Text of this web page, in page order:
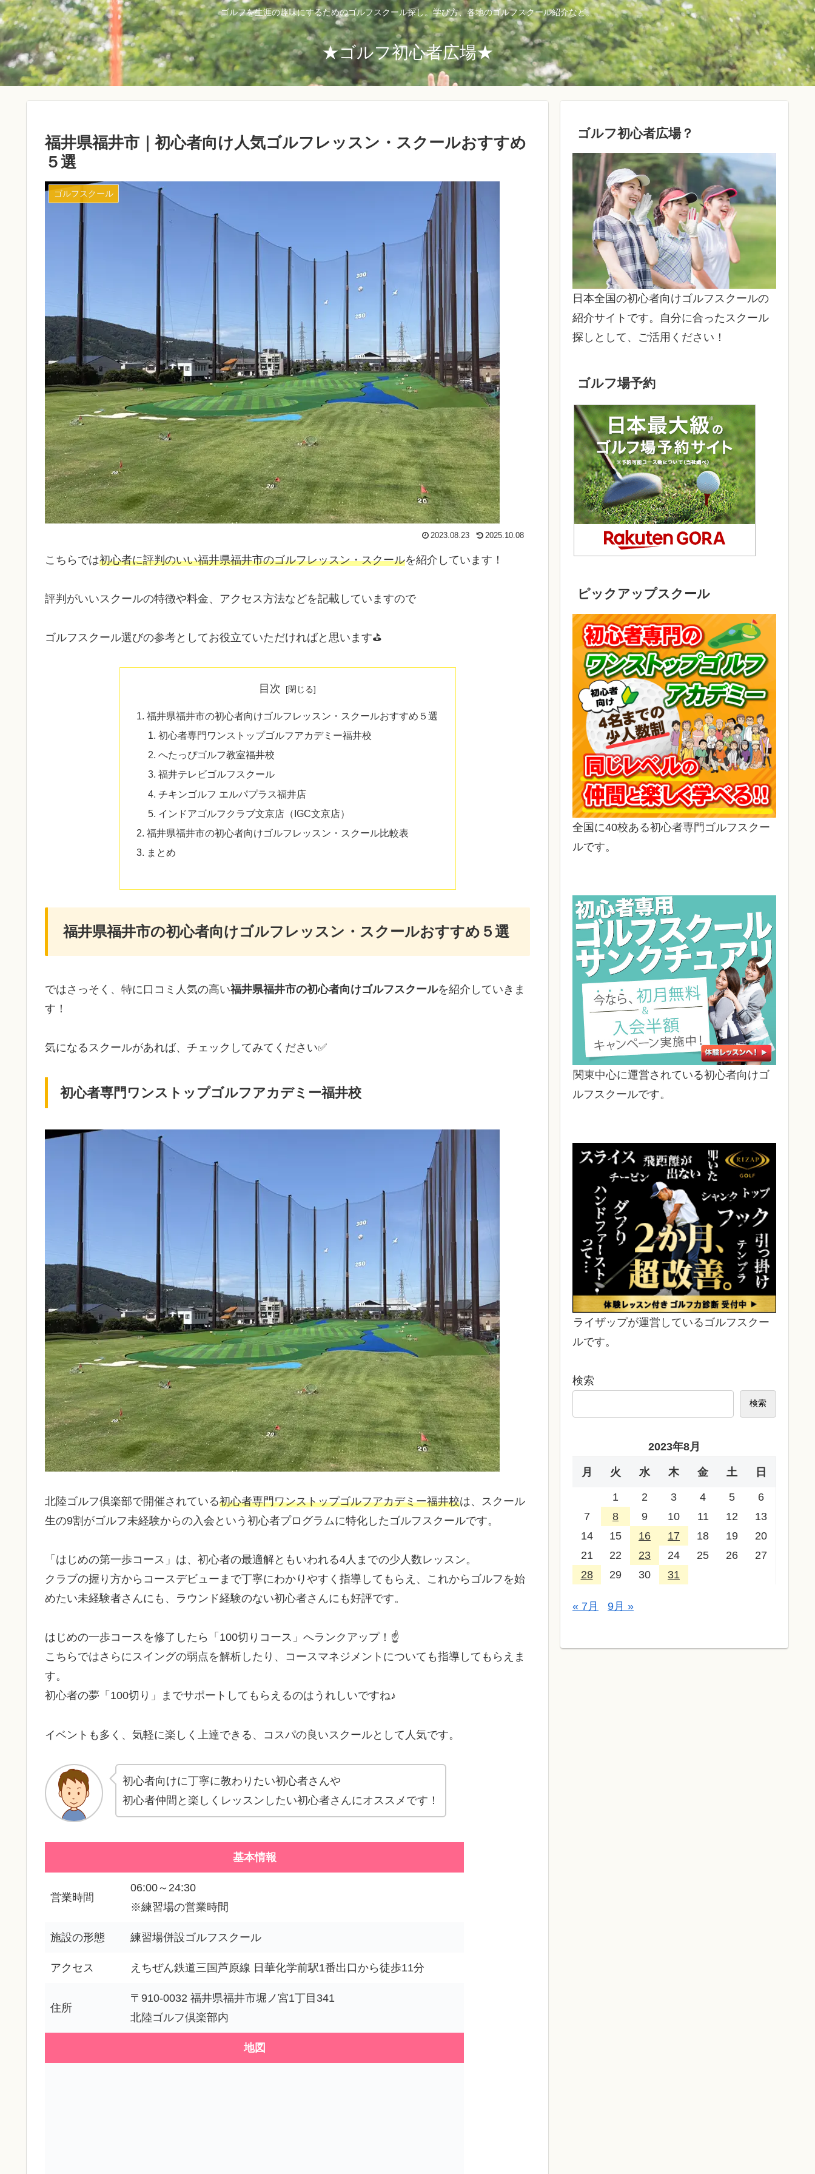
ゴルフを生涯の趣味にするためのゴルフスクール探し。学び方、各地のゴルフスクール紹介など。
★ゴルフ初心者広場★
福井県福井市｜初心者向け人気ゴルフレッスン・スクールおすすめ
５選
ゴルフスクール
2023.08.23 2025.10.08
こちらでは初心者に評判のいい福井県福井市のゴルフレッスン・スクールを紹介しています！
評判がいいスクールの特徴や料金、アクセス方法などを記載していますので
ゴルフスクール選びの参考としてお役立ていただければと思います⛳
目次
福井県福井市の初心者向けゴルフレッスン・スクールおすすめ５選
初心者専門ワンストップゴルフアカデミー福井校
へたっぴゴルフ教室福井校
福井テレビゴルフスクール
チキンゴルフ エルパプラス福井店
インドアゴルフクラブ文京店（IGC文京店）
福井県福井市の初心者向けゴルフレッスン・スクール比較表
まとめ
福井県福井市の初心者向けゴルフレッスン・スクールおすすめ５選
ではさっそく、特に口コミ人気の高い福井県福井市の初心者向けゴルフスクールを紹介していきま
す！
気になるスクールがあれば、チェックしてみてください✅
初心者専門ワンストップゴルフアカデミー福井校
北陸ゴルフ倶楽部で開催されている初心者専門ワンストップゴルフアカデミー福井校は、スクール
生の9割がゴルフ未経験からの入会という初心者プログラムに特化したゴルフスクールです。
「はじめの第一歩コース」は、初心者の最適解ともいわれる4人までの少人数レッスン。
クラブの握り方からコースデビューまで丁寧にわかりやすく指導してもらえ、これからゴルフを始
めたい未経験者さんにも、ラウンド経験のない初心者さんにも好評です。
はじめの一歩コースを修了したら「100切りコース」へランクアップ！☝
こちらではさらにスイングの弱点を解析したり、コースマネジメントについても指導してもらえま
す。
初心者の夢「100切り」までサポートしてもらえるのはうれしいですね♪
イベントも多く、気軽に楽しく上達できる、コスパの良いスクールとして人気です。
初心者向けに丁寧に教わりたい初心者さんや
初心者仲間と楽しくレッスンしたい初心者さんにオススメです！
基本情報
営業時間
06:00～24:30
※練習場の営業時間
施設の形態 練習場併設ゴルフスクール
アクセス えちぜん鉄道三国芦原線 日華化学前駅1番出口から徒歩11分
住所
〒910-0032 福井県福井市堀ノ宮1丁目341
北陸ゴルフ倶楽部内
地図
ゴルフ初心者広場？
日本全国の初心者向けゴルフスクールの
紹介サイトです。自分に合ったスクール
探しとして、ご活用ください！
ゴルフ場予約
ピックアップスクール
全国に40校ある初心者専門ゴルフスクー
ルです。
関東中心に運営されている初心者向けゴ
ルフスクールです。
ライザップが運営しているゴルフスクー
ルです。
検索
検索
2023年8月
月 火 水 木 金 土 日
1 2 3 4 5
6
7
8 9 10 11 12
13
14
15 16 17 18 19
20
21
22 23 24 25 26
27
28
29 30 31
« 7月 9月 »